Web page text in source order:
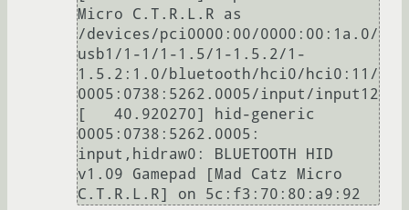
Micro C.T.R.L.R as
/devices/pci0000:00/0000:00:1a.0/
usb1/1-1/1-1.5/1-1.5.2/1-
1.5.2:1.0/bluetooth/hci0/hci0:11/
0005:0738:5262.0005/input/input12
[   40.920270] hid-generic
0005:0738:5262.0005:
input,hidraw0: BLUETOOTH HID
v1.09 Gamepad [Mad Catz Micro
C.T.R.L.R] on 5c:f3:70:80:a9:92